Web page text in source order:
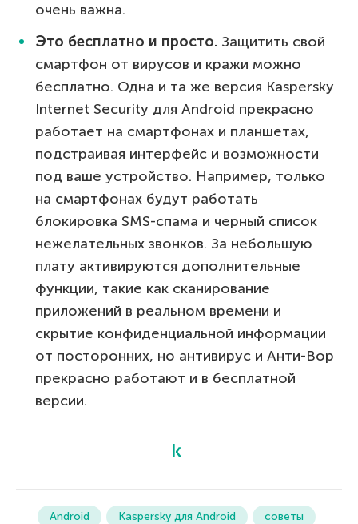
очень важна.
Это бесплатно и просто. Защитить свой
смартфон от вирусов и кражи можно
бесплатно. Одна и та же версия Kaspersky
Internet Security для Android прекрасно
работает на смартфонах и планшетах,
подстраивая интерфейс и возможности
под ваше устройство. Например, только
на смартфонах будут работать
блокировка SMS-спама и черный список
нежелательных звонков. За небольшую
плату активируются дополнительные
функции, такие как сканирование
приложений в реальном времени и
скрытие конфиденциальной информации
от посторонних, но антивирус и Анти-Вор
прекрасно работают и в бесплатной
версии.
Android Kaspersky для Android советы